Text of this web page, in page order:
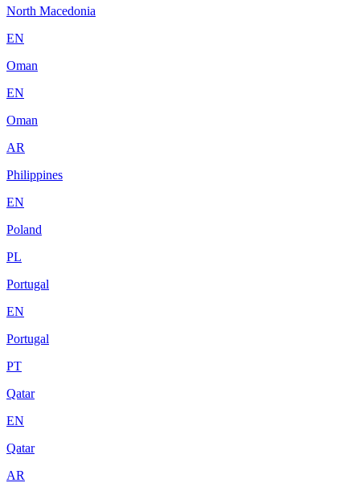
North Macedonia
EN
Oman
EN
Oman
AR
Philippines
EN
Poland
PL
Portugal
EN
Portugal
PT
Qatar
EN
Qatar
AR